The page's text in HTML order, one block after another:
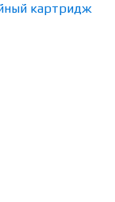
картридж